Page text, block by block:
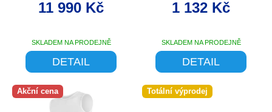
SKLADEM NA PRODEJNĚ
11 990 Kč
DETAIL
ČERNÁ -XL
SKLADEM NA PRODEJNĚ
1 132 Kč
DETAIL
Akční cena Totální výprodej